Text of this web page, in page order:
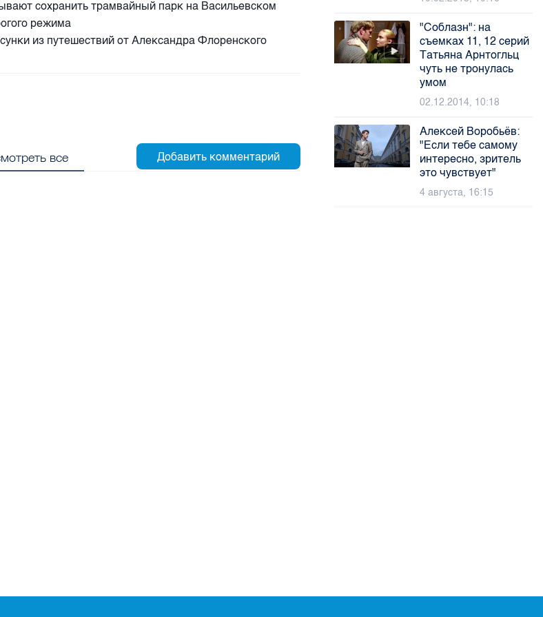
сохранить трамвайный парк на Васильевском
режима
из путешествий от Александра Флоренского
все
"Соблазн": на
съемках 11, 12 серий
Татьяна Арнтогльц
чуть не тронулась
умом
02.12.2014, 10:18
Алексей Воробьёв:
"Если тебе самому
интересно, зритель
это чувствует"
4 августа, 16:15